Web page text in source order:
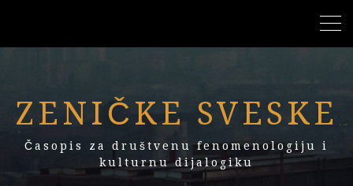
ZENIČKE SVESKE
Časopis za društvenu fenomenologiju i
kulturnu dijalogiku